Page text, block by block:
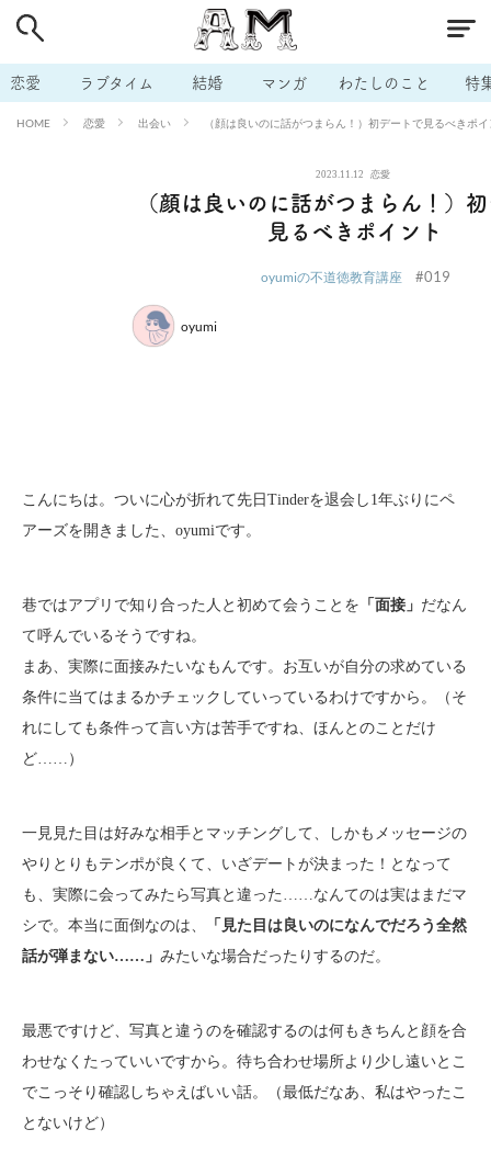
恋愛 ラブタイム 結婚 マンガ わたしのこと 特
HOME 恋愛 出会い （顔は良いのに話がつまらん！）初デートで見るべきポ
2023.11.12 恋愛
（顔は良いのに話がつまらん！）
見るべきポイント
oyumiの不道徳教育講座 #019
oyumi
こんにちは。ついに心が折れて先日Tinderを退会し1年ぶりにペ
アーズを開きました、oyumiです。
巷ではアプリで知り合った人と初めて会うことを 「面接」 だなん
て呼んでいるそうですね。
まあ、実際に面接みたいなもんです。お互いが自分の求めている
条件に当てはまるかチェックしていっているわけですから。（そ
れにしても条件って言い方は苦手ですね、ほんとのことだけ
ど……）
一見見た目は好みな相手とマッチングして、しかもメッセージの
やりとりもテンポが良くて、いざデートが決まった！となって
も、実際に会ってみたら写真と違った……なんてのは実はまだマ
シで。本当に面倒なのは、
「見た目は良いのになんでだろう全然
話が弾まない……」 みたいな場合だったりするのだ。
最悪ですけど、写真と違うのを確認するのは何もきちんと顔を合
わせなくたっていいですから。待ち合わせ場所より少し遠いとこ
でこっそり確認しちゃえばいい話。（最低だなあ、私はやったこ
とないけど）
# 男の本音 # セフレ # 不倫
# 出会う方法 # マッチングアプリ # ラブグッズ # 体の相